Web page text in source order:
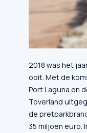
2018 was het
ooit. Met de
Port Laguna en
Toverland
de
35 miljoen euro.